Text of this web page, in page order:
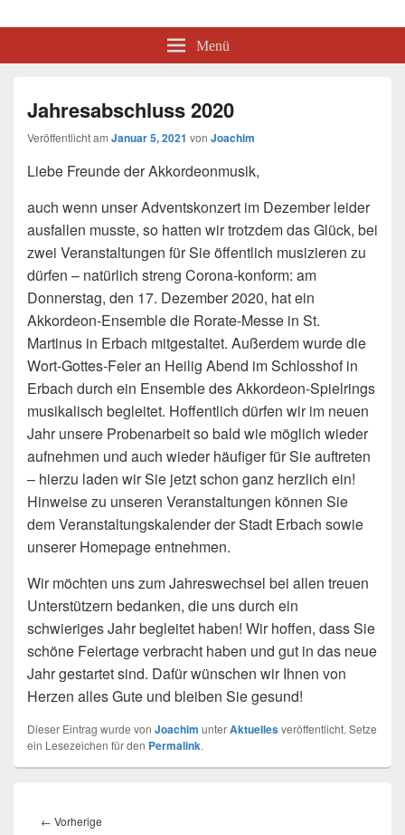
Akkordeon-Spielring Erbach e.V.
Menü
Jahresabschluss 2020
Veröffentlicht am Januar 5, 2021 von Joachim
Liebe Freunde der Akkordeonmusik,
auch wenn unser Adventskonzert im Dezember leider
ausfallen musste, so hatten wir trotzdem das Glück, bei
zwei Veranstaltungen für Sie öffentlich musizieren zu
dürfen – natürlich streng Corona-konform: am
Donnerstag, den 17. Dezember 2020, hat ein
Akkordeon-Ensemble die Rorate-Messe in St.
Martinus in Erbach mitgestaltet. Außerdem wurde die
Wort-Gottes-Feier an Heilig Abend im Schlosshof in
Erbach durch ein Ensemble des Akkordeon-Spielrings
musikalisch begleitet. Hoffentlich dürfen wir im neuen
Jahr unsere Probenarbeit so bald wie möglich wieder
aufnehmen und auch wieder häufiger für Sie auftreten
– hierzu laden wir Sie jetzt schon ganz herzlich ein!
Hinweise zu unseren Veranstaltungen können Sie
dem Veranstaltungskalender der Stadt Erbach sowie
unserer Homepage entnehmen.
Wir möchten uns zum Jahreswechsel bei allen treuen
Unterstützern bedanken, die uns durch ein
schwieriges Jahr begleitet haben! Wir hoffen, dass Sie
schöne Feiertage verbracht haben und gut in das neue
Jahr gestartet sind. Dafür wünschen wir Ihnen von
Herzen alles Gute und bleiben Sie gesund!
Dieser Eintrag wurde von Joachim unterAktuellesveröffentlicht. Setze
ein Lesezeichen für den Permalink.
← Vorherige